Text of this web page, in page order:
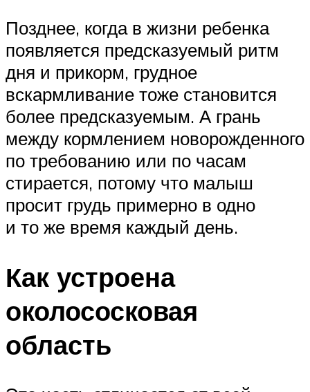
Позднее, когда в жизни ребенка
появляется предсказуемый ритм
дня и прикорм, грудное
вскармливание тоже становится
более предсказуемым. А грань
между кормлением новорожденного
по требованию или по часам
стирается, потому что малыш
просит грудь примерно в одно
и то же время каждый день.
Как устроена
околососковая
область